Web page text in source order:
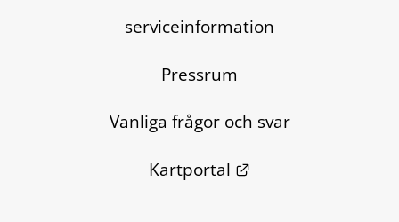
serviceinformation
Pressrum
Vanliga frågor och svar
Kartportal
Länk till annan